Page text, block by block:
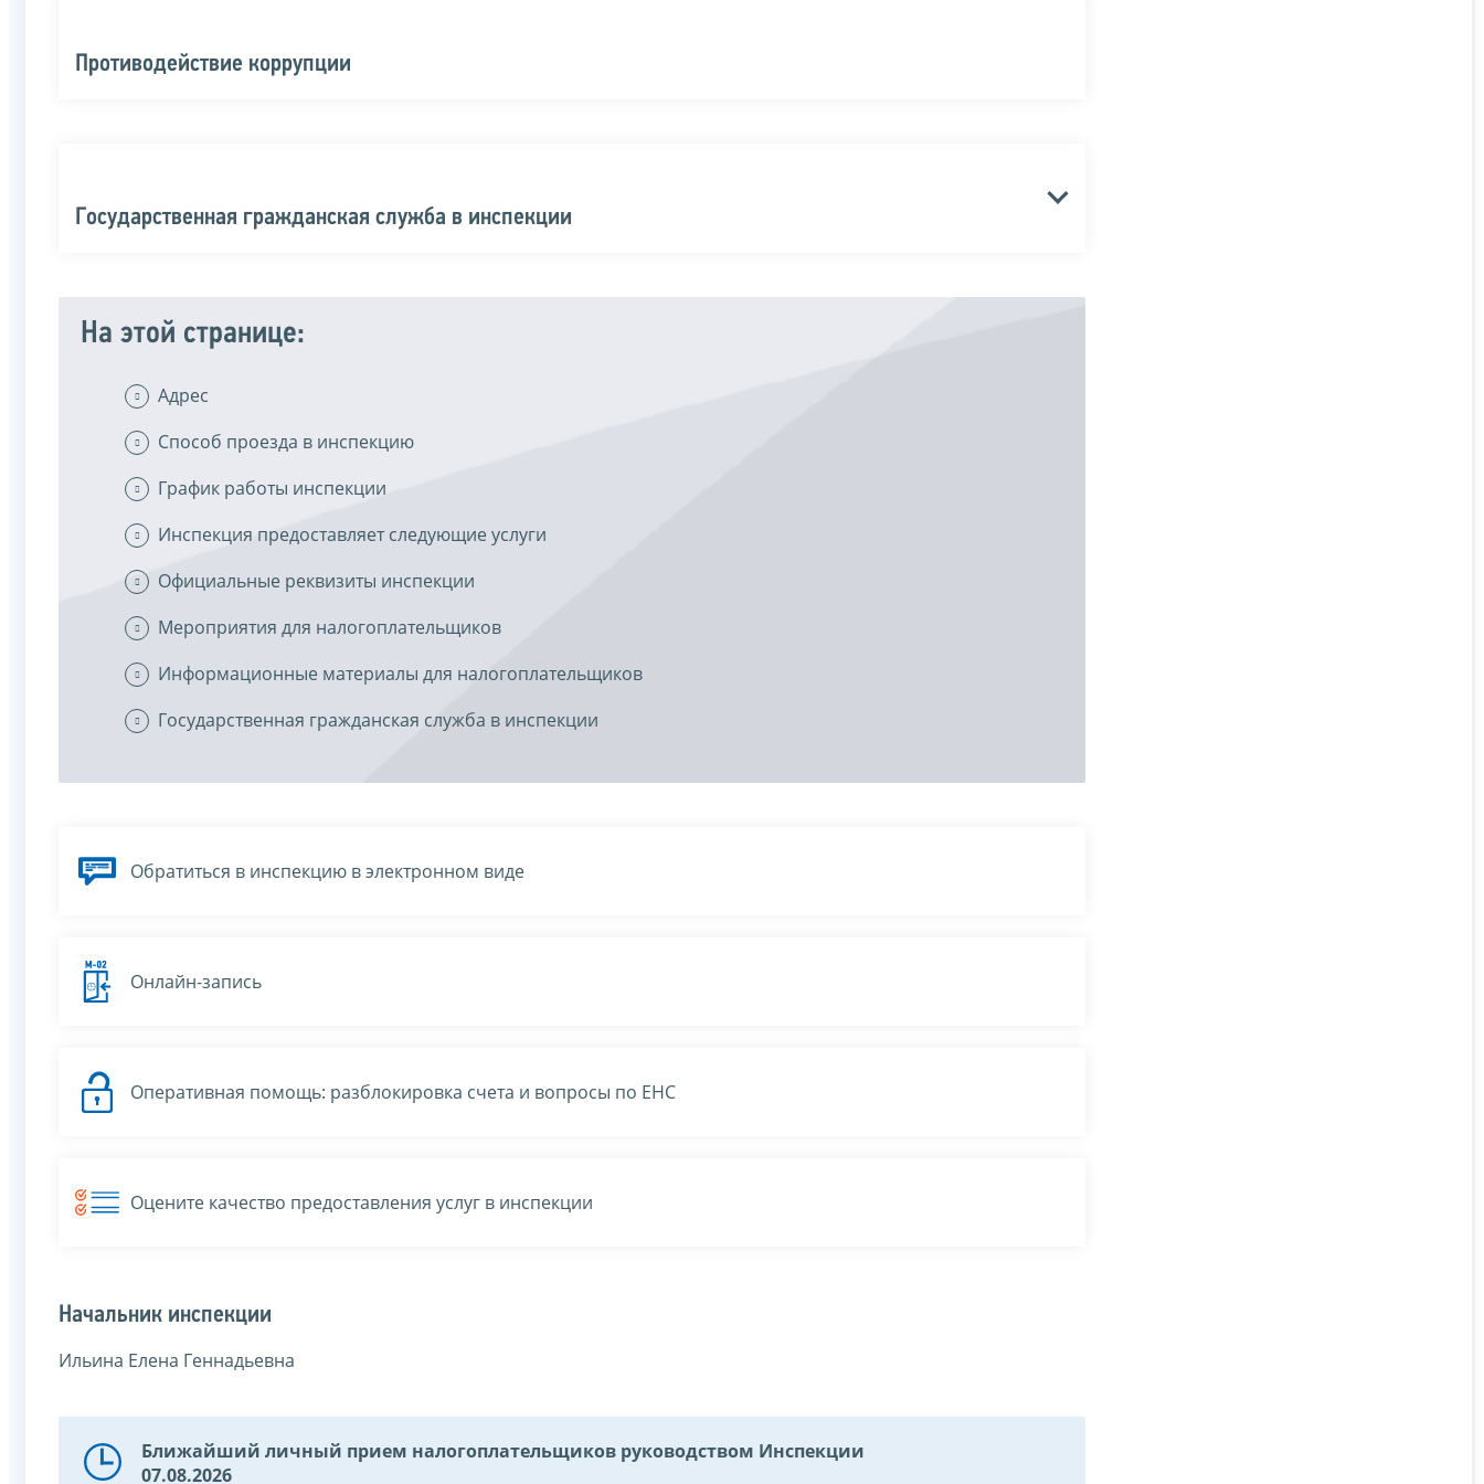
Противодействие коррупции
Государственная гражданская служба в инспекции
На этой странице:
Адрес
Способ проезда в инспекцию
График работы инспекции
Инспекция предоставляет следующие услуги
Официальные реквизиты инспекции
Мероприятия для налогоплательщиков
Информационные материалы для налогоплательщиков
Государственная гражданская служба в инспекции
Обратиться в инспекцию в электронном виде
Онлайн-запись
Оперативная помощь: разблокировка счета и вопросы по ЕНС
Оцените качество предоставления услуг в инспекции
Начальник инспекции
Ильина Елена Геннадьевна
Ближайший личный прием налогоплательщиков руководством Инспекции
07.08.2026